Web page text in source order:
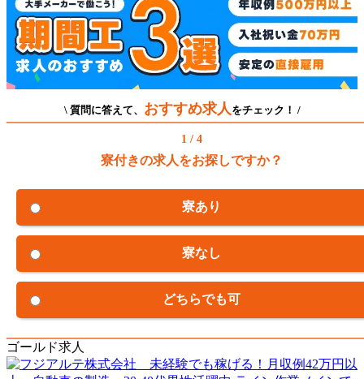
\ 質問に答えて、 おすすめ求人 をチェック！ /
1 / 4
寮付きの求人をお探しですか？
寮あり
寮なし
どちらでも可
ゴールド求人